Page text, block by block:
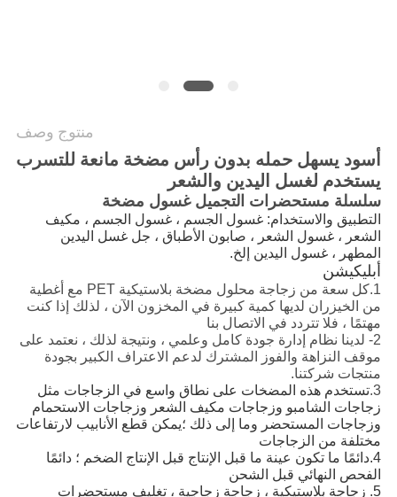
منتوج وصف
أسود يسهل حمله بدون رأس مضخة مانعة للتسرب
يستخدم لغسل اليدين والشعر
سلسلة مستحضرات التجميل غسول مضخة
التطبيق والاستخدام: غسول الجسم ، غسول الجسم ، مكيف
الشعر ، غسول الشعر ، صابون الأطباق ، جل غسل اليدين
المطهر ، غسول اليدين إلخ.
أبليكيشن
1.كل سعة من زجاجة محلول مضخة بلاستيكية PET مع أغطية
من الخيزران لديها كمية كبيرة في المخزون الآن ، لذلك إذا كنت
مهتمًا ، فلا تتردد في الاتصال بنا
2- لدينا نظام إدارة جودة كامل وعلمي ، ونتيجة لذلك ، نعتمد على
موقف النزاهة والفوز المشترك لدعم الاعتراف الكبير بجودة
منتجات شركتنا.
3. تستخدم هذه المضخات على نطاق واسع في الزجاجات مثل
زجاجات الشامبو وزجاجات مكيف الشعر وزجاجات الاستحمام
وزجاجات المستحضر وما إلى ذلك ؛يمكن قطع الأنابيب لارتفاعات
مختلفة من الزجاجات
4.
الفحص النهائي قبل الشحن